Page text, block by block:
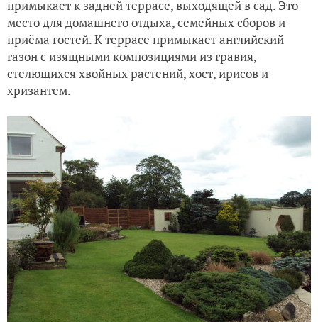
примыкает к задней террасе, выходящей в сад. Это
место для домашнего отдыха, семейных сборов и
приёма гостей. К террасе примыкает английский
газон с изящными композициями из гравия,
стелющихся хвойных растений, хост, ирисов и
хризантем.